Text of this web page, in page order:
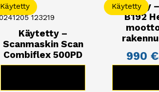
Käytetty
Käytetty –
Scanmaskin Scan
Combiflex 500PD
Käytetty
Käytetty
B192
990 €